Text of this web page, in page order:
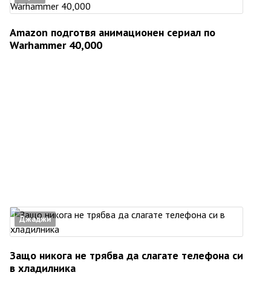
Amazon подготвя анимационен сериал по
Warhammer 40,000
Джаджи
Защо никога не трябва да слагате телефона си
в хладилника